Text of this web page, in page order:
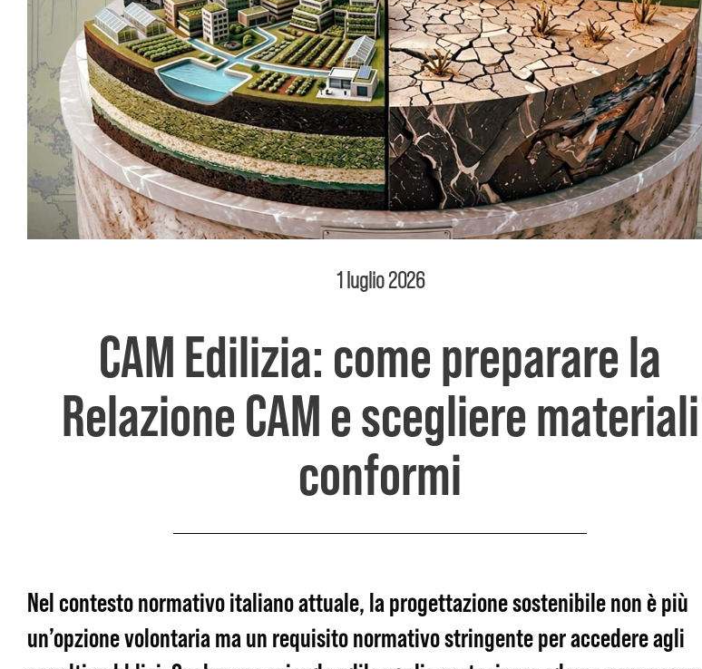
1 luglio 2026
CAM Edilizia: come preparare la
Relazione CAM e scegliere materiali
conformi
Nel contesto normativo italiano attuale, la progettazione sostenibile non è più
un’opzione volontaria ma unrequisito normativo stringente per accedere agli